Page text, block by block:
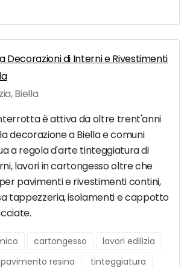
Decorazioni di Interni e Rivestimenti
Biella
è attiva da oltre trent'anni
decorazione a Biella e comuni
a regola d'arte tinteggiatura di
lavori in cartongesso oltre che
pavimenti e rivestimenti contini,
tappezzeria, isolamenti e cappotto
cartongesso
lavori edilizia
pavimento resina tinteggiatura